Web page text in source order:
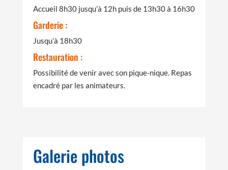
Accueil 8h30 jusqu’à 12h puis de 13h30 à 16h30
Garderie :
Jusqu’à 18h30
Restauration :
Possibilité de venir avec son pique-nique. Repas
encadré par les animateurs.
Galerie photos